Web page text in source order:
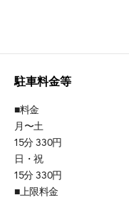
駐車料金等
■料金
月〜土
15分 330円
日・祝
15分 330円
■上限料金